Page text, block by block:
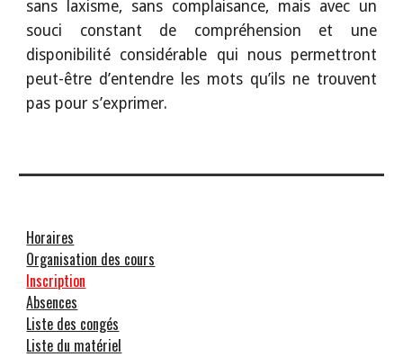
sans laxisme, sans complaisance, mais avec un
souci constant de compréhension et une
disponibilité considérable qui nous permettront
peut-être d’entendre les mots qu’ils ne trouvent
pas pour s’exprimer.
Horaires
Organisation des cours
Inscription
Absences
Liste des congés
Liste du matériel